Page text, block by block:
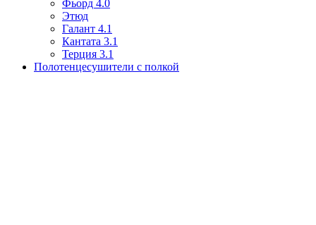
Фьорд 4.0
Этюд
Галант 4.1
Кантата 3.1
Терция 3.1
Полотенцесушители с полкой